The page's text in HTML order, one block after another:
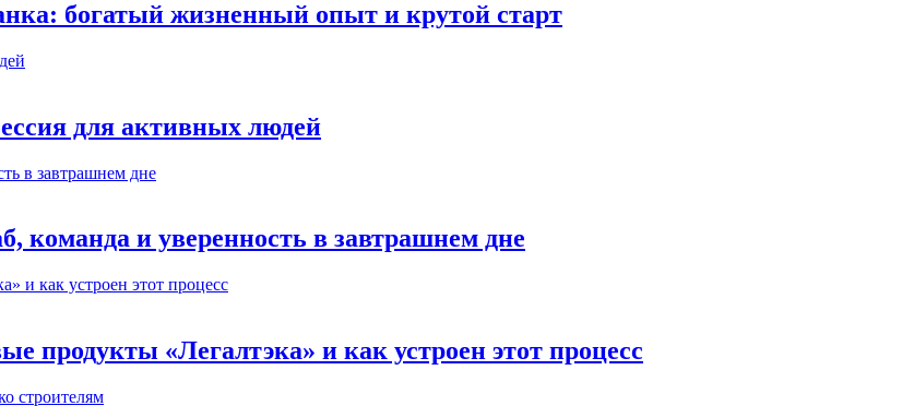
богатый жизненный опыт и крутой старт
для активных людей
команда и уверенность в завтрашнем дне
продукты «Легалтэка» и как устроен этот процесс